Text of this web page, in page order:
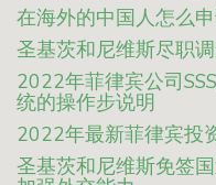
在海外的中国人怎么
圣基茨和尼维斯尽职
2022年菲律宾公司
统的操作步说明
2022年最新菲律宾投
圣基茨和尼维斯免签